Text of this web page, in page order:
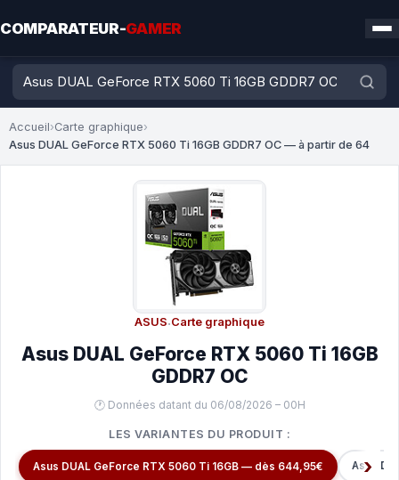
COMPARATEUR-GAMER
Accueil›Carte graphique›
Asus DUAL GeForce RTX 5060 Ti 16GB GDDR7 OC — à partir de 64
ASUS·Carte graphique
Asus DUAL GeForce RTX 5060 Ti 16GB
GDDR7 OC
🕐 Données datant du 06/08/2026 – 00H
LES VARIANTES DU PRODUIT :
Asus DUAL GeForce RTX 5060 Ti 16GB — dès 644,95€ Asus